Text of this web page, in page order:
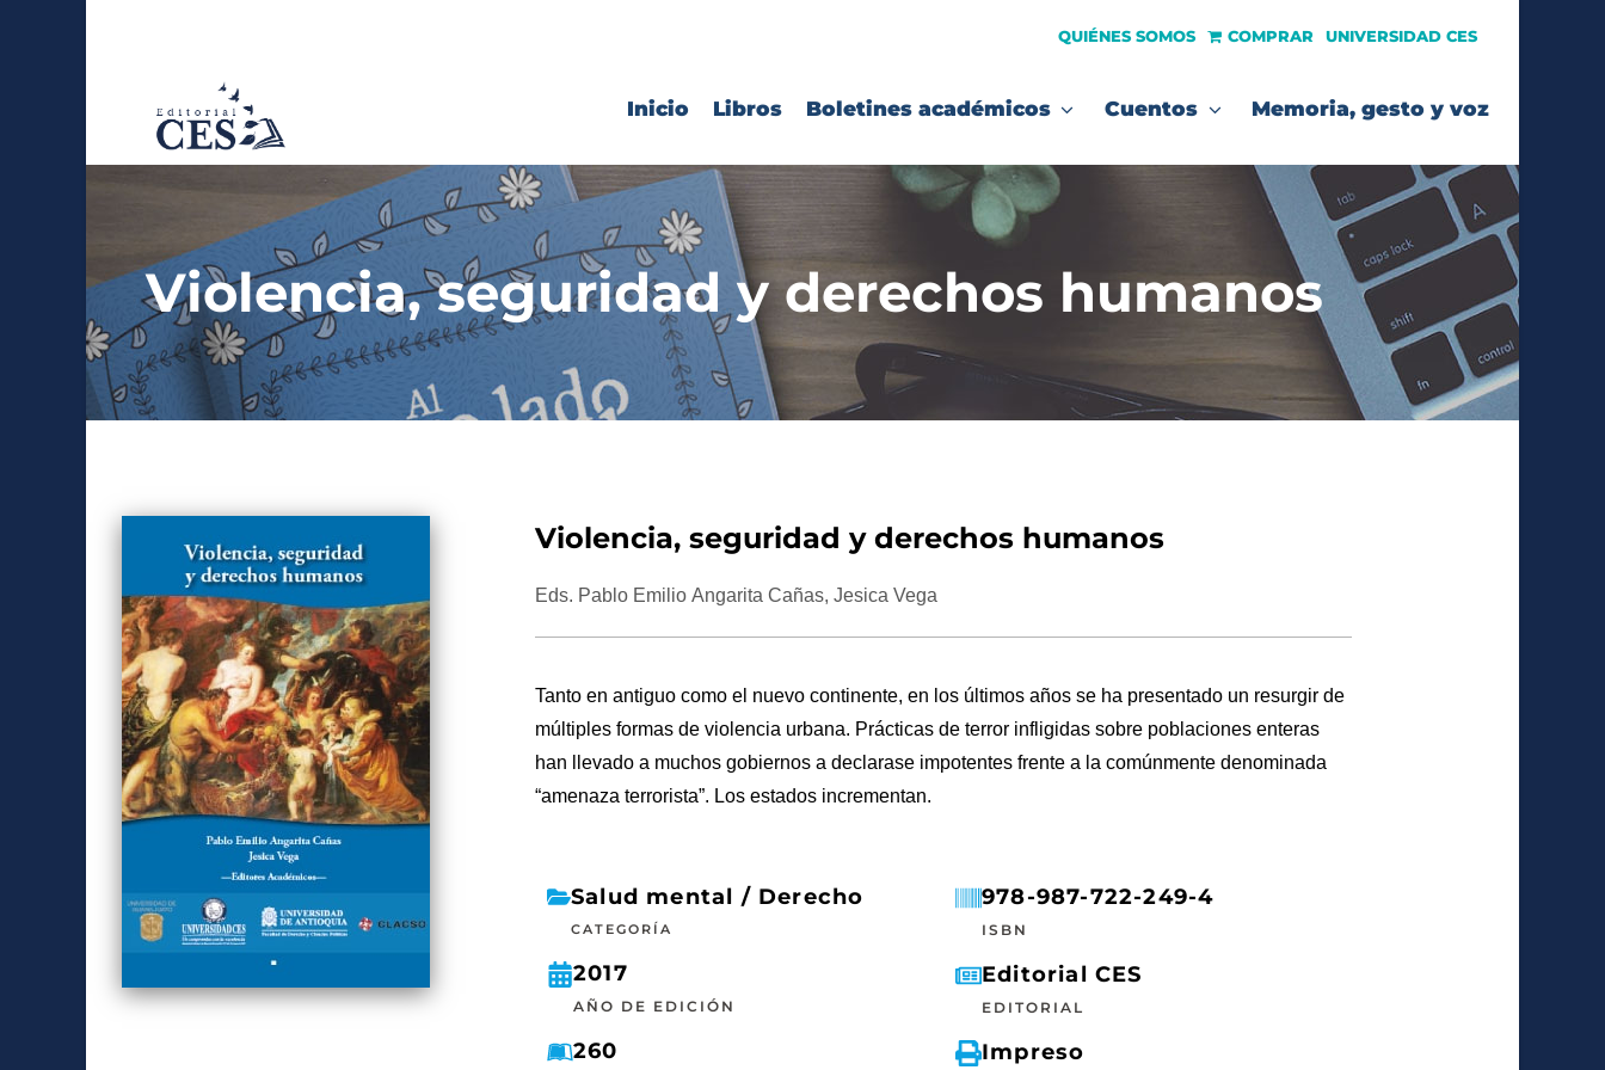
QUIÉNES SOMOS COMPRAR UNIVERSIDAD CES
Inicio Libros Boletines académicos Cuentos Memoria, gesto y voz
Violencia, seguridad y derechos humanos
Violencia, seguridad y derechos humanos
Eds. Pablo Emilio Angarita Cañas, Jesica Vega
Tanto en antiguo como el nuevo continente, en los últimos años se ha presentado un resurgir de
múltiples formas de violencia urbana. Prácticas de terror infligidas sobre poblaciones enteras
han llevado a muchos gobiernos a declarase impotentes frente a la comúnmente denominada
“amenaza terrorista”. Los estados incrementan.
Salud mental / Derecho
CATEGORÍA
2017
AÑO DE EDICIÓN
260
978-987-722-249-4
ISBN
Editorial CES
EDITORIAL
Impreso